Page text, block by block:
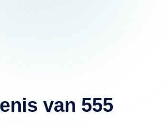
van 555